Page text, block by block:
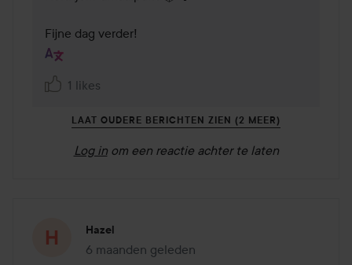
Fijne dag verder!
1 likes
LAAT OUDERE BERICHTEN ZIEN (2 MEER)
Log in om een reactie achter te laten
Hazel
6 maanden geleden
Het bericht is gemaakt 6 maanden geleden